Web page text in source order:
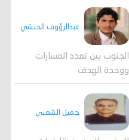
عبدالرؤوف الحنشي
الجنوب بين تعدد المسارات
ووحدة الهدف
جميل الشعبي